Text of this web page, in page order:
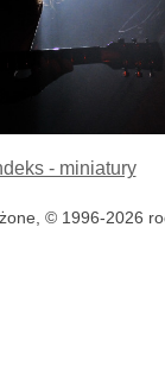
- miniatury
© 1996-2026